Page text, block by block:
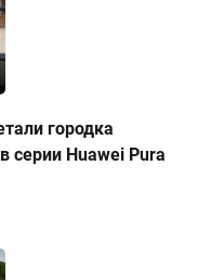
городка
серии Huawei Pura